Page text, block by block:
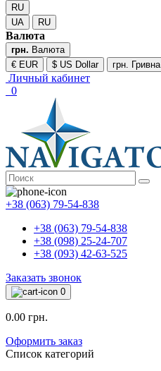
RU
UA
RU
Валюта
грн. Валюта
€ EUR
$ US Dollar грн. Гривна
Личный кабинет
0
+38 (063) 79-54-838
+38 (063) 79-54-838
+38 (098) 25-24-707
+38 (093) 42-63-525
Заказать звонок
0
0.00 грн.
Оформить заказ
Список категорий